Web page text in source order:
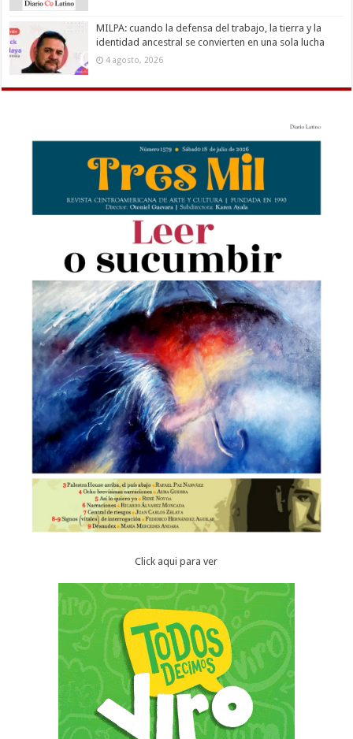
MILPA: cuando la defensa del trabajo, la tierra y la
identidad ancestral se convierten en una sola lucha
4 agosto, 2026
Click aqui para ver